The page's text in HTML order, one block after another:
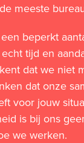
meeste
beperkt
tijd en
dat we niet
dat onze
voor jouw
is bij ons
we werken.